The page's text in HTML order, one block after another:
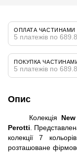
ОПЛАТА ЧАСТИНАМИ
5 платежів по
ПОКУПКА
5 платежів по
Опис
Колекція
Perotti .
колекції 7
розташоване